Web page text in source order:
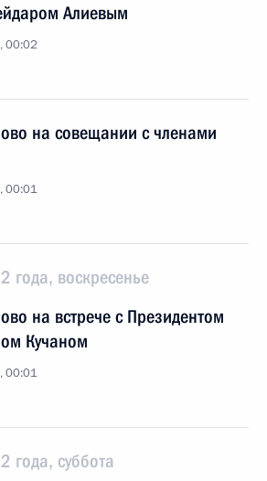
Алиевым
00:02
на совещании с членами
00:01
года, воскресенье
на встрече с Президентом
Кучаном
00:01
года, суббота